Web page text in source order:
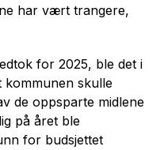
har vært trangere,
for 2025, ble det i
kommunen skulle
de oppsparte midlene
på året ble
for budsjettet